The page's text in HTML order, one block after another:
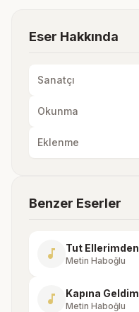
Eser Hakkında
Sanatçı
Okunma
Eklenme
Benzer Eserler
music_note Tut Ellerimden
Metin Haboğlu
music_note Kapına Geldim
Metin Haboğlu